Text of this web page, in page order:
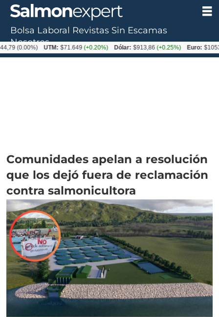
Comunidades apelan a resolución
que los dejó fuera de reclamación
contra salmonicultora
Bolsa Laboral Revistas Sin Escamas
Nosotros
UTM: $71.649(+0.20%) Dólar: $913,86(+0.25%) Euro: $1053,08(-